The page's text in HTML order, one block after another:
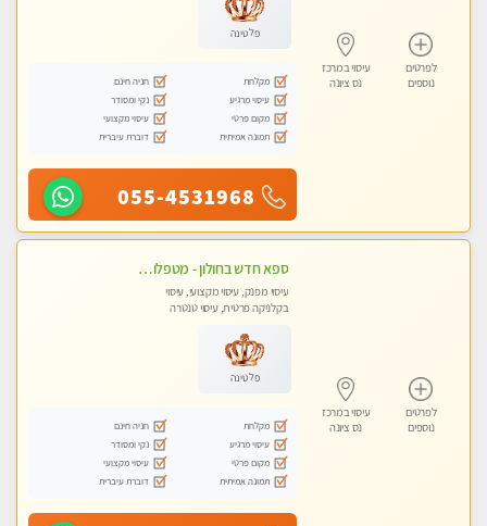
לפרטים
נוספים
עיסוי במרכז
נס ציונה
פלטינה
מקלחת
חניה חינם
עיסוי מרגיע
נקי ומסודר
מקום פרטי
עיסוי מקצועי
תמונה אמיתית
דוברת עיברית
055-4531968
לפרטים
נוספים
עיסוי במרכז
נס ציונה
ספא חדש בחולון - מטפלות מקצועיות ברמה גבוהה מומלץ מאוד !!! . . highly recommended..new in the city -אין פרטים נוספים במקום -ללא מין !!ממתינה לך שתגיע
עיסוי מפנק, עיסוי מקצועי, עיסוי
בקלניקה פרטית, עיסוי טנטרה
פלטינה
מקלחת
חניה חינם
עיסוי מרגיע
נקי ומסודר
מקום פרטי
עיסוי מקצועי
תמונה אמיתית
דוברת עיברית